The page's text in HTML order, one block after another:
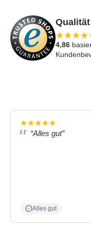
★★★★
4,86
★★★★★
“Alles gut”
Alles gut